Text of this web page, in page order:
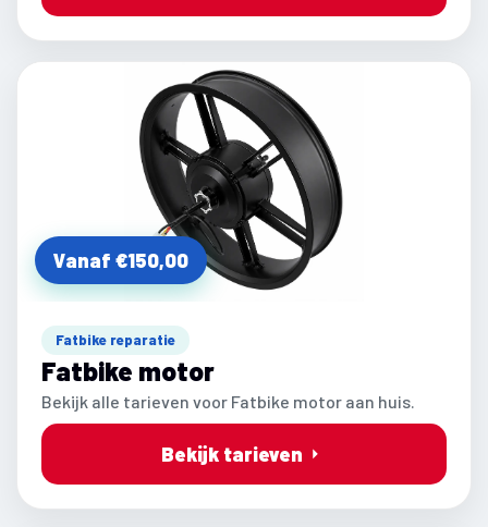
Vanaf €150,00
Fatbike reparatie
Fatbike motor
Bekijk alle tarieven voor Fatbike motor aan huis.
Bekijk tarieven